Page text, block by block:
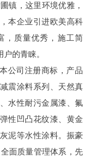
镇，这里环境优雅，
本企业引进欧美高科
，质量优秀，施工简
的青睐。
公司注册商标，产品
震涂料系列、天然真
水性耐污金属漆、氟
性凹凸花纹漆、黄金
泥等水性涂料。振豪
面质量管理体系，先